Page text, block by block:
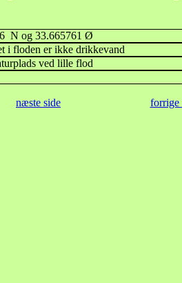
N og 33.665761 Ø
i floden er ikke drikkevand
ved lille flod
næste side forrige